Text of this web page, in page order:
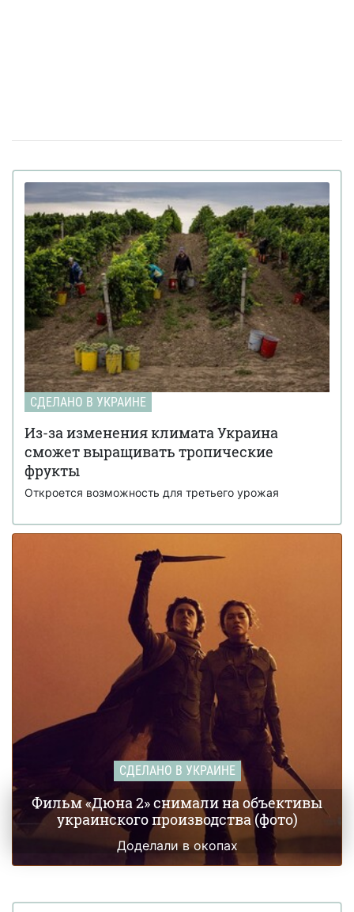
украинских брендов и посетила Киев (видео)
05 ноября 13:30 Украинские дизайнеры создали основу для
мебели из пластиковых крышечек
04 ноября 12:53 В Украине появилась новая биржа
криптовалют Qmall
04 ноября 09:31 Станция киевского метро попала в
инстаграм The New York Times (фото)
03 ноября 16:18 Украинские дизайнеры придумали проект
поселения на Марсе (фото)
20 октября 17:24 И мусор выкинуть, и поработать: киевские
дизайнеры создали мусорный павильон в одном из
районов. Фото
15:00 Украинский бренд Sleeper к 8 марта показал
трогательный видеоролик о сотрудницах, которые
работают в компании
СДЕЛАНО В УКРАИНЕ
Из-за изменения климата Украина
сможет выращивать тропические
фрукты
Откроется возможность для третьего урожая
СДЕЛАНО В УКРАИНЕ
Фильм «Дюна 2» снимали на объективы
украинского производства (фото)
Доделали в окопах